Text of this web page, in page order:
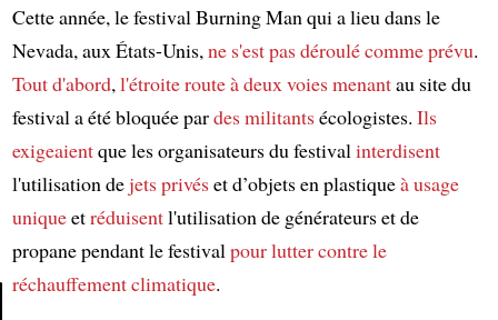
Cette année, le festival Burning Man qui a lieu dans le
Nevada, aux États-Unis, ne s'est pas déroulé comme prévu.
Tout d'abord, l'étroite route à deux voiesmenantau site du
festival a été bloquée pardes militantsécologistes. Ils
exigeaientque les organisateurs du festival interdisent
l'utilisation dejets privéset d’objets en plastiqueà usage
uniqueetréduisentl'utilisation de générateurs et de
propane pendant le festival pour lutter contre le
réchauffement climatique.